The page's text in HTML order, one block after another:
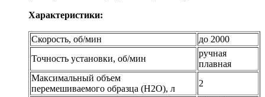
Характеристики:
Скорость, об/мин
до 2000
Точность установки, об/мин
ручная
плавная
Максимальный объем
перемешиваемого образца (Н2О), л
2